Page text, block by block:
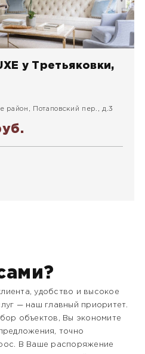
у Третьяковки,
район, Потаповский пер., д.3
удобство и высокое
— наш главный приоритет.
объектов, Вы экономите
точно
В Ваше распоряжение